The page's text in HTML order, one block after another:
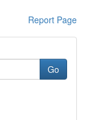
Report Page
Go